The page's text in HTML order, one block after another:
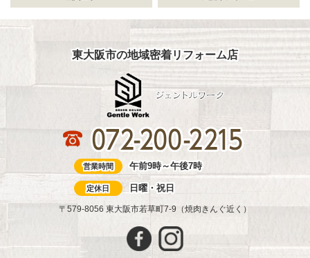
東大阪市の地域密着リフォーム店
営業時間 午前9時～午後7時
定休日 日曜・祝日
〒579-8056 東大阪市若草町7-9（焼肉きんぐ近く）